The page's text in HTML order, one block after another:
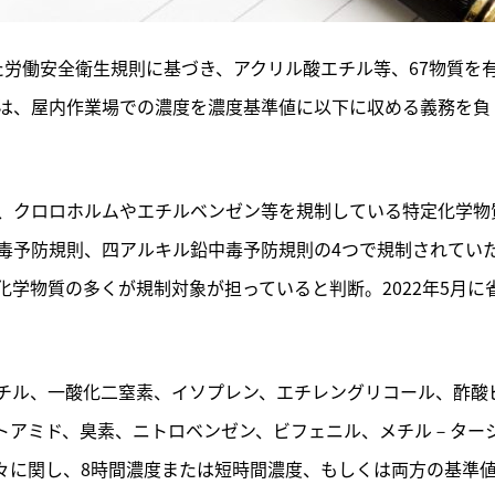
安全衛生規則に基づき、アクリル酸エチル等、67物質を
屋内作業場での濃度を濃度基準値に以下に収める義務を負
ロロホルムやエチルベンゼン等を規制している特定化学物
防規則、四アルキル鉛中毒予防規則の4つで規制されてい
物質の多くが規制対象が担っていると判断。2022年5月に
、一酸化二窒素、イソプレン、エチレングリコール、酢酸
ミド、臭素、ニトロベンゼン、ビフェニル、メチル－ター
関し、8時間濃度または短時間濃度、もしくは両方の基準